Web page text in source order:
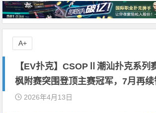
【EV扑克】CSOPⅡ潮汕扑克系列
枫附赛突围登顶主赛冠军，7月再
2026年4月13日
A+